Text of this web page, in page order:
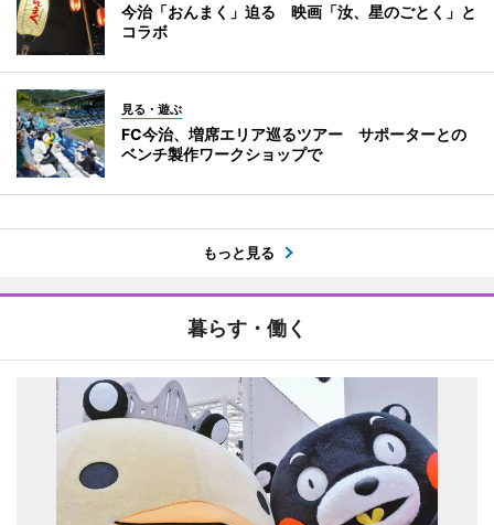
今治「おんまく」迫る 映画「汝、星のごとく」と
コラボ
見る・遊ぶ
FC今治、増席エリア巡るツアー サポーターとの
ベンチ製作ワークショップで
もっと見る
暮らす・働く